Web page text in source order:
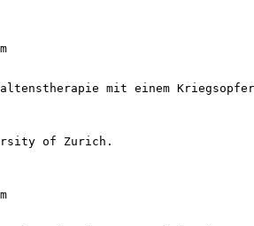
mit einem
of Zurich.